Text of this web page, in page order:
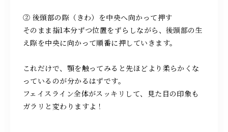
② 後頭部の際（きわ）を中央へ向かって押す
そのまま指1本分ずつ位置をずらしながら、後頭部の生
え際を中央に向かって順番に押していきます。
これだけで、顎を触ってみると先ほどより柔らかくな
っているのが分かるはずです。
フェイスライン全体がスッキリして、見た目の印象も
ガラリと変わりますよ！